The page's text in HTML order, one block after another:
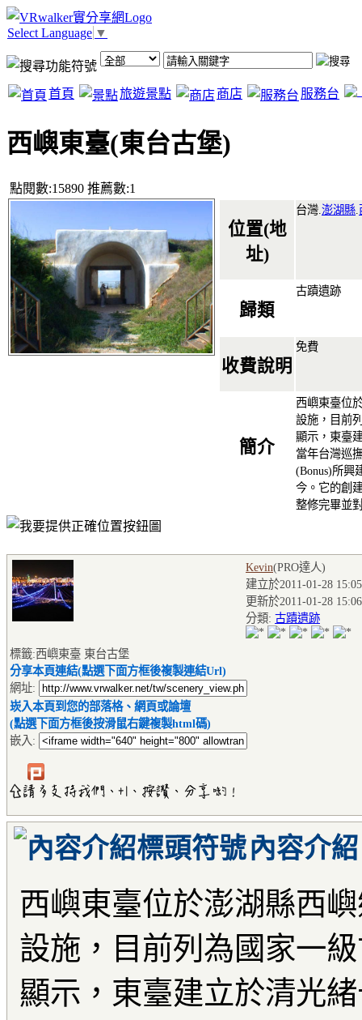
Select Language ▼
首頁 旅遊景點 商店 服務台
西嶼東臺(東台古堡)
點閱數:15890 推薦數:1
位置(地
址)
台灣. 澎湖縣
歸類
古蹟遺跡
收費說明
免費
簡介
西嶼東臺位
設施，目前
顯示，東臺
當年台灣巡
(Bonus)所興
今。它的創
整修完畢並
Kevin(PRO達人)
建立於2011-01-28
更新於2011-01-28
分類: 古蹟遺跡
標籤:西嶼東臺 東台古堡
分享本頁連結(點選下面方框後複製連結Url)
網址:
崁入本頁到您的部落格、網頁或論壇
(點選下面方框後按滑鼠右鍵複製html碼)
嵌入:
內容介紹
西嶼東臺位於澎湖縣西
設施，目前列為國家一
顯示，東臺建立於清光